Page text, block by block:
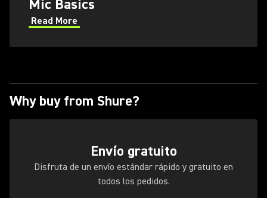
Mic Basics
Read More
Why buy from Shure?
Envío gratuito
Disfruta de un envío estándar rápido y gratuito en
todos los pedidos.